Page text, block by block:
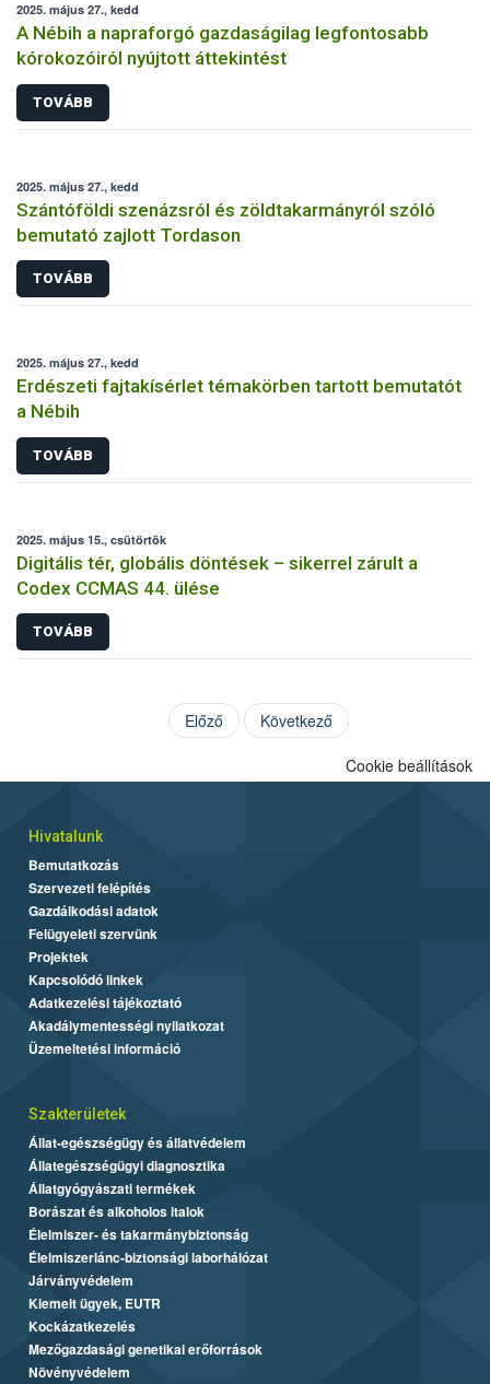
2025. május 27., kedd
A Nébih a napraforgó gazdaságilag legfontosabb
kórokozóiról nyújtott áttekintést
TOVÁBB
2025. május 27., kedd
Szántóföldi szenázsról és zöldtakarmányról szóló
bemutató zajlott Tordason
TOVÁBB
2025. május 27., kedd
Erdészeti fajtakísérlet témakörben tartott bemutatót
a Nébih
TOVÁBB
2025. május 15., csütörtök
Digitális tér, globális döntések – sikerrel zárult a
Codex CCMAS 44. ülése
TOVÁBB
Előző Következő
Cookie beállítások
Hivatalunk
Bemutatkozás
Szervezeti felépítés
Gazdálkodási adatok
Felügyeleti szervünk
Projektek
Kapcsolódó linkek
Adatkezelési tájékoztató
Akadálymentességi nyilatkozat
Üzemeltetési információ
Szakterületek
Állat-egészségügy és állatvédelem
Állategészségügyi diagnosztika
Állatgyógyászati termékek
Borászat és alkoholos italok
Élelmiszer- és takarmánybiztonság
Élelmiszerlánc-biztonsági laborhálózat
Járványvédelem
Kiemelt ügyek, EUTR
Kockázatkezelés
Mezőgazdasági genetikai erőforrások
Növényvédelem